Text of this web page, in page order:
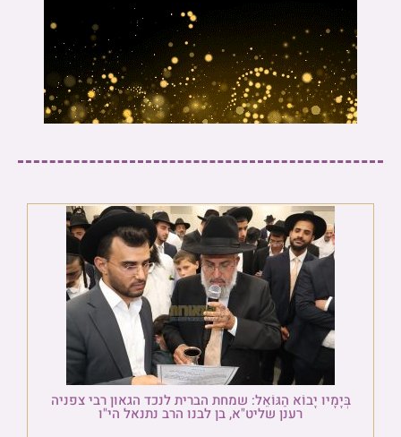
בְּיָמָיו יָבוֹא הַגּוֹאֵל: שמחת הברית לנכד הגאון רבי צפניה
רענן שליט"א, בן לבנו הרב נתנאל הי"ו